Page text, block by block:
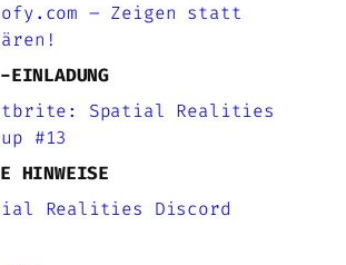
– Zeigen statt
EINLADUNG
Spatial Realities
#13
HINWEISE
Realities Discord